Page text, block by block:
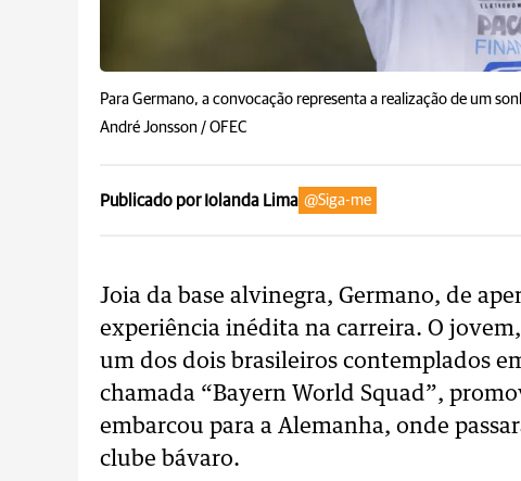
Para Germano, a convocação representa a realização de um
André Jonsson / OFEC
Publicado por Iolanda Lima @Siga-me
Joia da base alvinegra, Germano, de
experiência inédita na carreira. O
um dos dois brasileiros contemplados
chamada “Bayern World Squad”,
embarcou para a Alemanha, onde
clube bávaro.